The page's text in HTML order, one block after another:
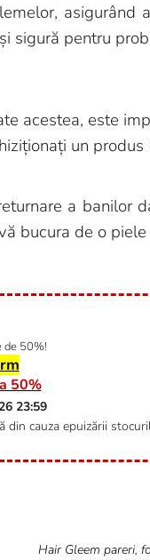
asigurând
sigură pentru
acestea, este
un
a banilor
bucura de o
de 50%!
50%
23:59
cauza epuizării
Hair Gleem pareri,